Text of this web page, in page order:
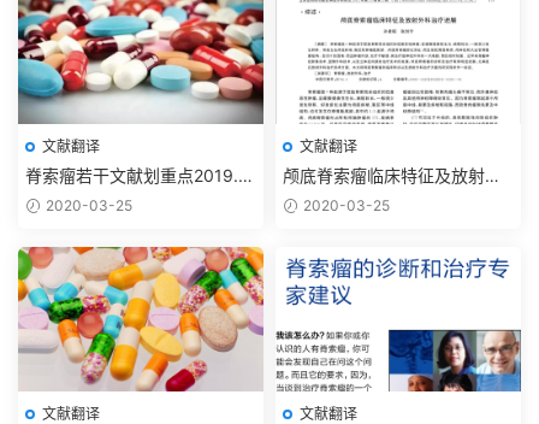
文献翻译
脊索瘤若干文献划重点2019.11
【抗癌药篇】
2020-03-25
文献翻译
颅底脊索瘤临床特征及放射外
科治疗进展2012
2020-03-25
文献翻译 文献翻译